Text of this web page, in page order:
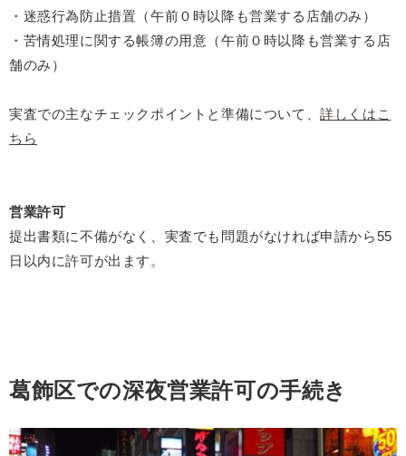
・迷惑行為防止措置（午前０時以降も営業する店舗のみ）
・苦情処理に関する帳簿の用意（午前０時以降も営業する店
舗のみ）
実査での主なチェックポイントと準備について、詳しくはこ
ちら
営業許可
提出書類に不備がなく、実査でも問題がなければ申請から55
日以内に許可が出ます。
葛飾区での深夜営業許可の手続き